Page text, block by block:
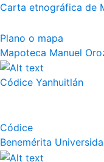
Carta etnográfica de
Plano o mapa
Mapoteca Manuel
Códice Yanhuitlán
Códice
Benemérita